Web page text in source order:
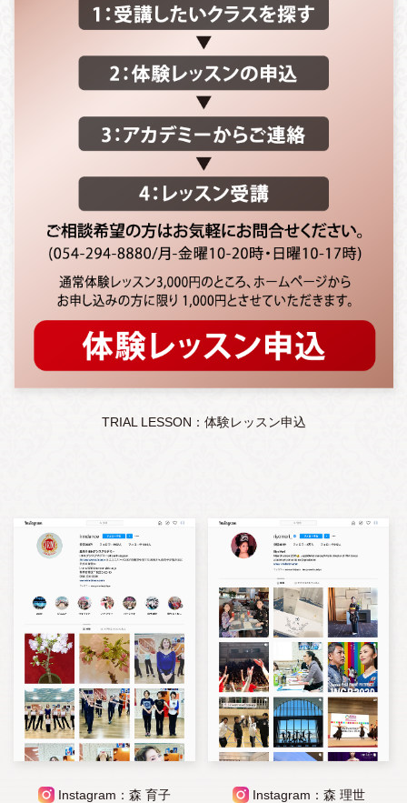
TRIAL LESSON：体験レッスン申込
Instagram：森 育子 Instagram：森 理世